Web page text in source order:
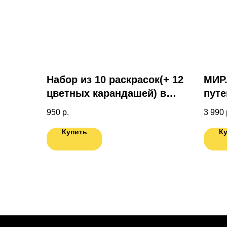
Набор из 10 раскрасок(+ 12
цветных карандашей) в
подарочной коробке
950 р.
Купить
3 990